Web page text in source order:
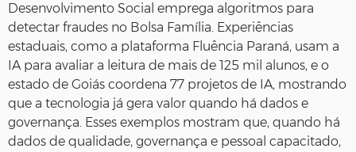
Desenvolvimento Social emprega algoritmos para
detectar fraudes no Bolsa Família. Experiências
estaduais, como a plataforma Fluência Paraná, usam a
IA para avaliar a leitura de mais de 125 mil alunos, e o
estado de Goiás coordena 77 projetos de IA, mostrando
que a tecnologia já gera valor quando há dados e
governança. Esses exemplos mostram que, quando há
dados de qualidade, governança e pessoal capacitado,